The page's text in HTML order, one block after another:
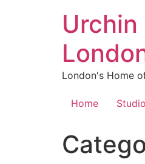
London's Home
Home